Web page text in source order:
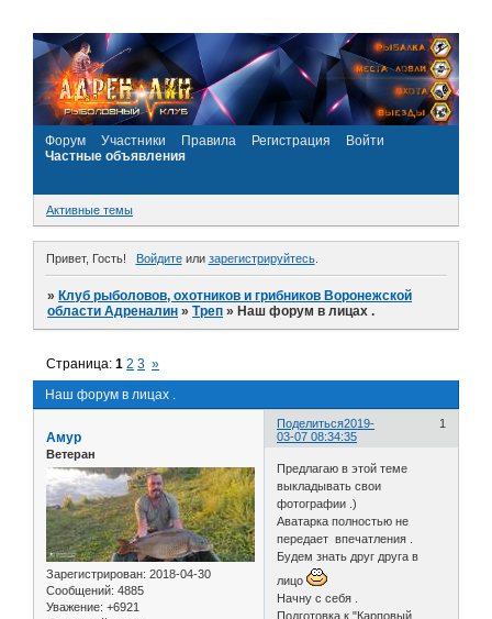
Форум Участники Правила Регистрация
Войти
Частные объявления
Активные темы
Привет, Гость! Войдитеили зарегистрируйтесь.
»Клуб рыболовов, охотников и грибников Воронежской
области Адреналин »Треп »Наш форум в лицах .
Наш форум в лицах .
Страница:1 2 3 »
Поделиться 1
2019-
03-07 08:34:35
Амур
Ветеран
Зарегистрирован: 2018-04-30
Сообщений: 4885
Уважение: +6921
Предлагаю в этой теме
выкладывать свои
фотографии .)
Аватарка полностью не
передает впечатления .
Будем знать друг друга в
лицо
Начну с себя .
Подготовка к "Карповый